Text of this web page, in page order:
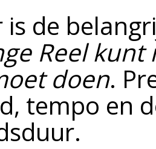
is de
Reel
doen.
tempo en